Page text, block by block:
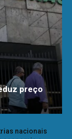
preço
nacionais